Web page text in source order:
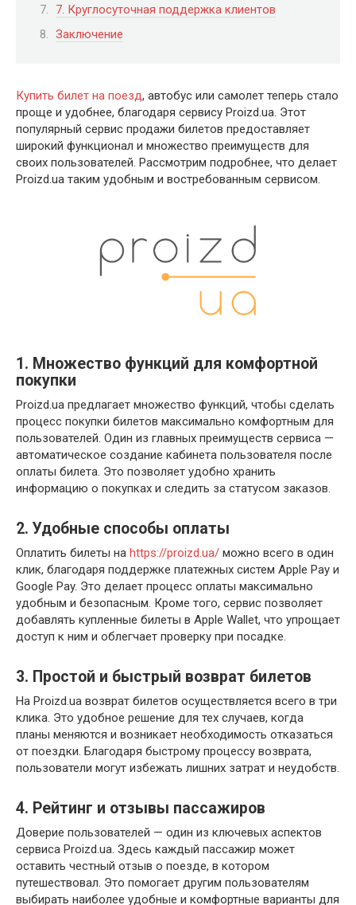
7. Круглосуточная поддержка клиентов
Заключение
Купить билет на поезд, автобус или самолет теперь стало
проще и удобнее, благодаря сервису Proizd.ua. Этот
популярный сервис продажи билетов предоставляет
широкий функционал и множество преимуществ для
своих пользователей. Рассмотрим подробнее, что делает
Proizd.ua таким удобным и востребованным сервисом.
1. Множество функций для комфортной
покупки
Proizd.ua предлагает множество функций, чтобы сделать
процесс покупки билетов максимально комфортным для
пользователей. Один из главных преимуществ сервиса —
автоматическое создание кабинета пользователя после
оплаты билета. Это позволяет удобно хранить
информацию о покупках и следить за статусом заказов.
2. Удобные способы оплаты
Оплатить билеты на https://proizd.ua/ можно всего в один
клик, благодаря поддержке платежных систем Apple Pay и
Google Pay. Это делает процесс оплаты максимально
удобным и безопасным. Кроме того, сервис позволяет
добавлять купленные билеты в Apple Wallet, что упрощает
доступ к ним и облегчает проверку при посадке.
3. Простой и быстрый возврат билетов
На Proizd.ua возврат билетов осуществляется всего в три
клика. Это удобное решение для тех случаев, когда
планы меняются и возникает необходимость отказаться
от поездки. Благодаря быстрому процессу возврата,
пользователи могут избежать лишних затрат и неудобств.
4. Рейтинг и отзывы пассажиров
Доверие пользователей — один из ключевых аспектов
сервиса Proizd.ua. Здесь каждый пассажир может
оставить честный отзыв о поезде, в котором
путешествовал. Это помогает другим пользователям
выбирать наиболее удобные и комфортные варианты для